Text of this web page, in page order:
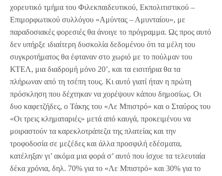
χορευτικό τμήμα του Φιλεκπαιδευτικού, Εκπολιτιστικού –
Επιμορφωτικού συλλόγου «Αμύντας – Αμυνταίου», με
παραδοσιακές φορεσιές θα άνοιγε το πρόγραμμα. Ως προς αυτό
δεν υπήρξε ιδιαίτερη δυσκολία δεδομένου ότι τα μέλη του
συγκροτήματος θα έφταναν στο χωριό με το πούλμαν του
ΚΤΕΛ, μια διαδρομή μόνο 20’, και τα εισιτήρια θα τα
πλήρωναν από τη τσέπη τους. Κι αυτό γιατί ήταν η πρώτη
πρόσκληση που δέχτηκαν να χορέψουν κάπου δημοσίως. Οι
δυο καφετζήδες, ο Τάκης του «Λε Μπιστρό» και ο Σταύρος του
«Οι τρεις κληματαριές» μετά από καυγά, προκειμένου να
μοιραστούν τα καρεκλοτράπεζα της πλατείας και την
τροφοδοσία σε μεζέδες και άλλα προσφιλή εδέσματα,
κατέληξαν γι’ ακόμα μια φορά σ’ αυτό που ίσχυε τα τελευταία
δέκα χρόνια, δηλ. 70% για το «Λε Μπιστρό» και 30% για το